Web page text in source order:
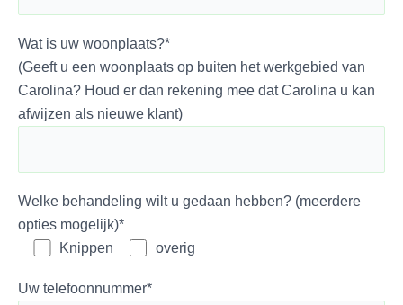
Wat is uw woonplaats?*
(Geeft u een woonplaats op buiten het werkgebied van
Carolina? Houd er dan rekening mee dat Carolina u kan
afwijzen als nieuwe klant)
Welke behandeling wilt u gedaan hebben? (meerdere
opties mogelijk)*
Knippen
overig
Uw telefoonnummer*